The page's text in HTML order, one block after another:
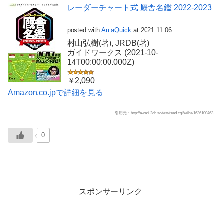
レーダーチャート式 厩舎名鑑 2022-2023
posted with AmaQuick at 2021.11.06
村山弘樹(著), JRDB(著)
ガイドワークス (2021-10-
14T00:00:00.000Z)
￥2,090
Amazon.co.jpで詳細を見る
引用元： http://awabi.2ch.sc/test/read.cgi/keiba/1636100463
0
スポンサーリンク